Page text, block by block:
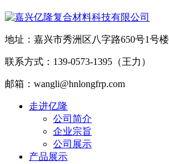
地址：嘉兴市秀洲区八字路650号1号楼
联系方式：139-0573-1395（王力）
邮箱：wangli@hnlongfrp.com
走进亿隆
公司简介
企业宗旨
公司展示
产品展示